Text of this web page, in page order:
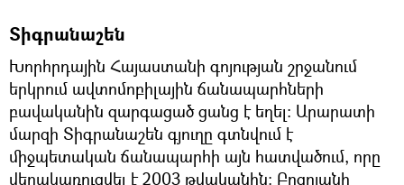
Տիգրանաշեն
Խորհրդային Հայաստանի գոյության շրջանում
երկրում ավտոմոբիլային ճանապարհների
բավականին զարգացած ցանց է եղել։ Արարատի
մարզի Տիգրանաշեն գյուղը գտնվում է
միջպետական ճանապարհի այն հատվածում, որը
վերակառուցվել է 2003 թվականին: Բոզոյանի